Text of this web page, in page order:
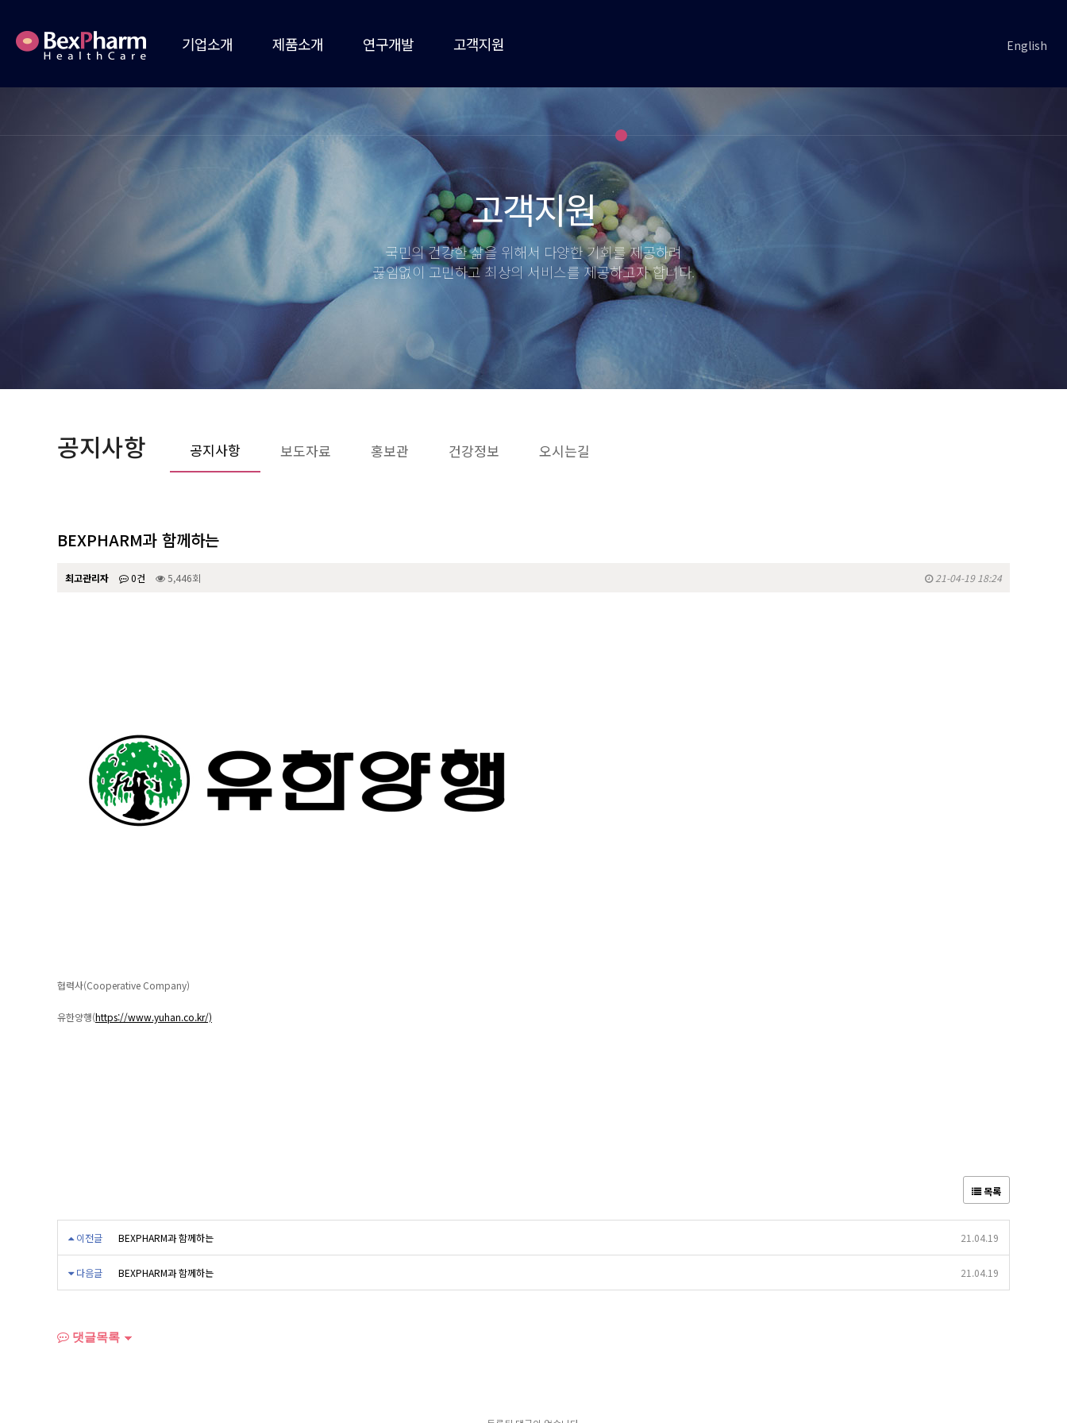
기업소개
인사말
제품소개
건강식품
의료기기
헬스케어
연구개발
연구소 소개
고객지원
보도자료
건강정보
오시는길
English
고객지원
국민의 건강한 삶을 위해서 다양한 기회를 제공하려
끊임없이 고민하고 최상의 서비스를 제공하고자 합니다.
공지사항 공지사항 보도자료 홍보관 건강정보 오시는길
BEXPHARM과 함께하는
최고관리자 0건 5,446회 21-04-19 18:24
협력사(Cooperative Company)
유한양행(https://www.yuhan.co.kr/)
목록
이전글 BEXPHARM과 함께하는 21.04.19
다음글 BEXPHARM과 함께하는 21.04.19
댓글목록